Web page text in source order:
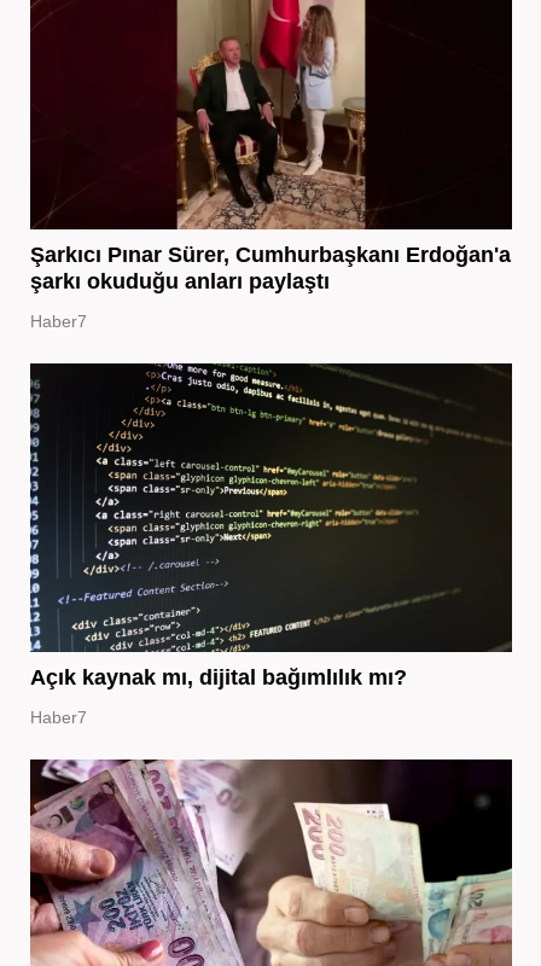
Şarkıcı Pınar Sürer, Cumhurbaşkanı Erdoğan'a
şarkı okuduğu anları paylaştı
Haber7
Açık kaynak mı, dijital bağımlılık mı?
Haber7